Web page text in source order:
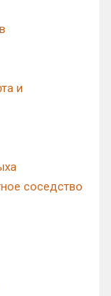
и
соседство